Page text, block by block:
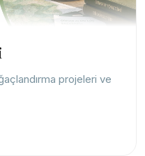
projeleri ve